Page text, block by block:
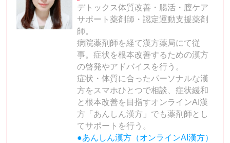
デトックス体質改善・腸活・膣ケア
サポート薬剤師・認定運動支援薬剤
師。
病院薬剤師を経て漢方薬局にて従
事。症状を根本改善するための漢方
の啓発やアドバイスを行う。
症状・体質に合ったパーソナルな漢
方をスマホひとつで相談、症状緩和
と根本改善を目指すオンラインAI漢
方「あんしん漢方」でも薬剤師とし
てサポートを行う。
●あんしん漢方（オンラインAI漢方）